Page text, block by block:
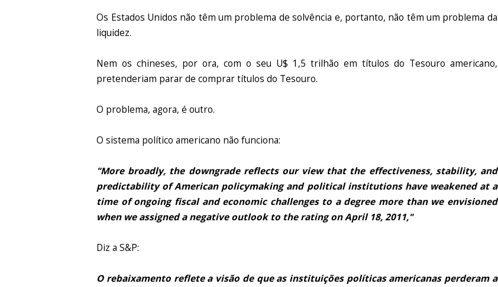
Os Estados Unidos não têm um problema de solvência e, portanto, não têm um problema da
liquidez.
Nem os chineses, por ora, com o seu U$ 1,5 trilhão em títulos do Tesouro americano,
pretenderiam parar de comprar títulos do Tesouro.
O problema, agora, é outro.
O sistema político americano não funciona:
"More broadly, the downgrade reflects our view that the effectiveness, stability, and
predictability of American policymaking and political institutions have weakened at a
time of ongoing fiscal and economic challenges to a degree more than we envisioned
when we assigned a negative outlook to the rating on April 18, 2011,"
Diz a S&P:
O rebaixamento reflete a visão de que as instituições políticas americanas perderam a